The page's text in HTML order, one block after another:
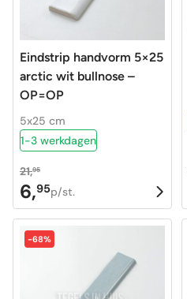
Eindstrip handvorm 5×25
arctic wit bullnose –
OP=OP
5x25 cm
1-3 werkdagen
21,95
Oorspronkelijke
prijs
was:
21,95.
6,95
Huidige
prijs
is:
6,95.
p/st.
-68%